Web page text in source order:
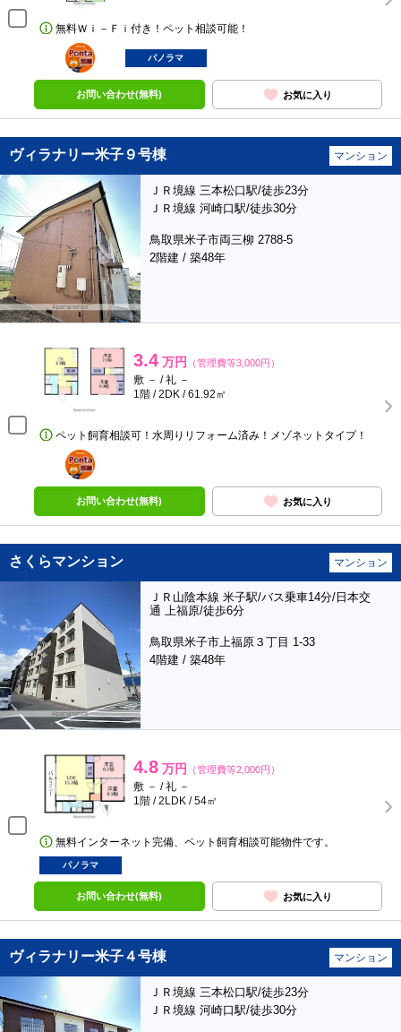
無料Ｗｉ－Ｆｉ付き！ペット相談可能！
ポンタ
部屋
パノラマ
お問い合わせ(無料) お気に入り
ヴィラナリー米子９号棟 マンション
ＪＲ境線 三本松口駅/徒歩23分
ＪＲ境線 河崎口駅/徒歩30分
鳥取県米子市両三柳 2788-5
2階建 / 築48年
3.4 万円 （管理費等3,000円）
敷 － / 礼 －
1階 / 2DK / 61.92㎡
ペット飼育相談可！水周りリフォーム済み！メゾネットタイプ！
ポンタ
部屋
お問い合わせ(無料) お気に入り
さくらマンション マンション
ＪＲ山陰本線 米子駅/バス乗車14分/日本交
通 上福原/徒歩6分
鳥取県米子市上福原３丁目 1-33
4階建 / 築48年
4.8 万円 （管理費等2,000円）
敷 － / 礼 －
1階 / 2LDK / 54㎡
無料インターネット完備、ペット飼育相談可能物件です。
パノラマ
お問い合わせ(無料) お気に入り
ヴィラナリー米子４号棟 マンション
ＪＲ境線 三本松口駅/徒歩23分
ＪＲ境線 河崎口駅/徒歩30分